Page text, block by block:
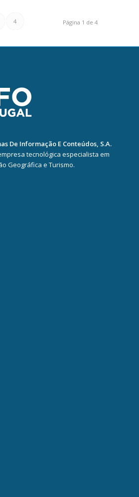
Página 1 de 4
4
De Informação E Conteúdos, S.A.
tecnológica especialista em
Geográfica e Turismo.